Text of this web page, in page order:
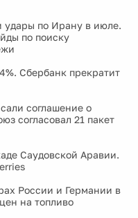
удары по Ирану в июле.
по поиску
Сбербанк прекратит
соглашение о
согласовал 21 пакет
Саудовской Аравии.
России и Германии в
на топливо